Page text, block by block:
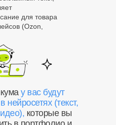
для товара
(Ozon,
у вас будут
нейросетях (текст,
которые вы